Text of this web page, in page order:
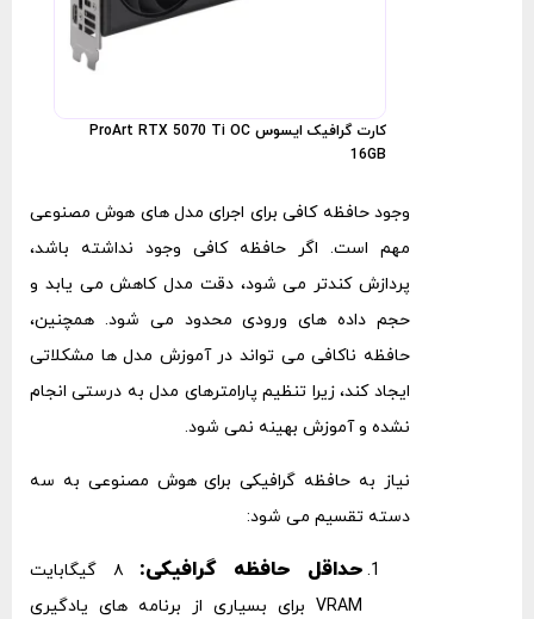
کارت گرافیک ایسوس ProArt RTX 5070 Ti OC
16GB
وجود حافظه کافی برای اجرای مدل ‌های هوش مصنوعی
مهم است. اگر حافظه کافی وجود نداشته باشد،
پردازش کندتر می ‌شود، دقت مدل کاهش می ‌یابد و
حجم داده‌ های ورودی محدود می ‌شود. همچنین،
حافظه ناکافی می‌ تواند در آموزش مدل ‌ها مشکلاتی
ایجاد کند، زیرا تنظیم پارامترهای مدل به درستی انجام
نشده و آموزش بهینه نمی ‌شود.
نیاز به حافظه گرافیکی برای هوش مصنوعی به سه
دسته تقسیم می ‌شود:
حداقل حافظه گرافیکی:
۸ گیگابایت
VRAM برای بسیاری از برنامه‌ های یادگیری